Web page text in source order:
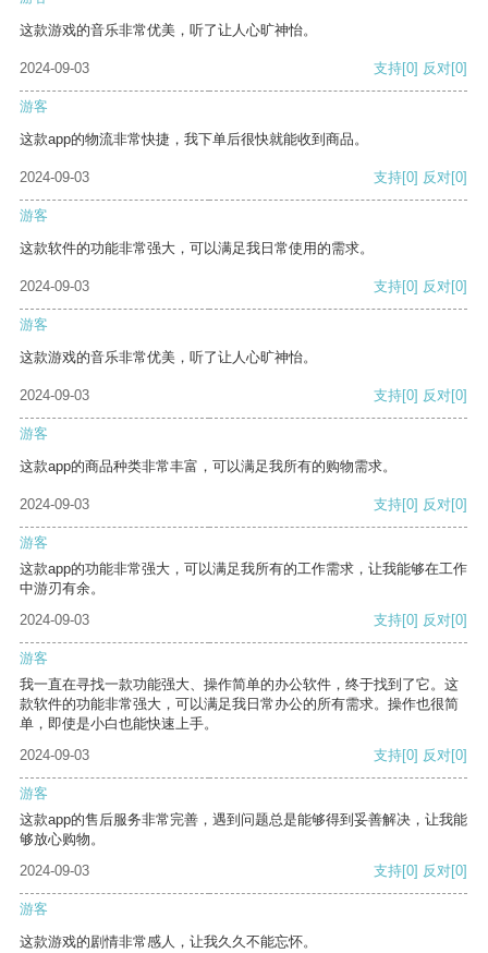
这款游戏的音乐非常优美，听了让人心旷神怡。
2024-09-03 支持[0] 反对[0]
游客
这款app的物流非常快捷，我下单后很快就能收到商品。
2024-09-03 支持[0] 反对[0]
游客
这款软件的功能非常强大，可以满足我日常使用的需求。
2024-09-03 支持[0] 反对[0]
游客
这款游戏的音乐非常优美，听了让人心旷神怡。
2024-09-03 支持[0] 反对[0]
游客
这款app的商品种类非常丰富，可以满足我所有的购物需求。
2024-09-03 支持[0] 反对[0]
游客
这款app的功能非常强大，可以满足我所有的工作需求，让我能够在工作
中游刃有余。
2024-09-03
支持[0] 反对[0]
游客
我一直在寻找一款功能强大、操作简单的办公软件，终于找到了它。这
款软件的功能非常强大，可以满足我日常办公的所有需求。操作也很简
单，即使是小白也能快速上手。
2024-09-03
支持[0] 反对[0]
游客
这款app的售后服务非常完善，遇到问题总是能够得到妥善解决，让我能
够放心购物。
2024-09-03
支持[0] 反对[0]
游客
这款游戏的剧情非常感人，让我久久不能忘怀。